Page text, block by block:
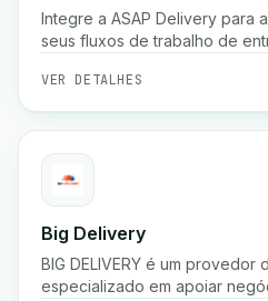
Integre a ASAP Delivery para
seus fluxos de trabalho de
VER DETALHES
Big Delivery
BIG DELIVERY é um
especializado em apoiar